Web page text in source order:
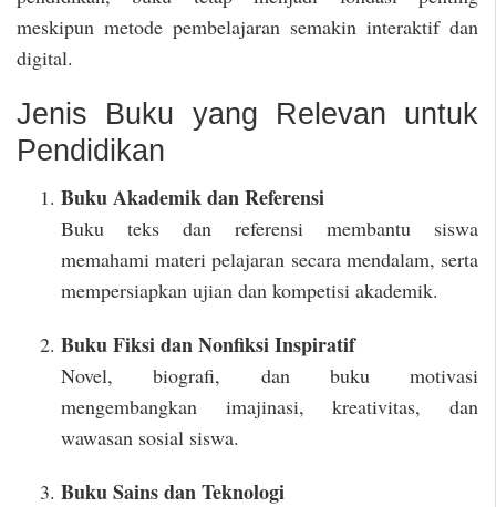
meskipun metode pembelajaran semakin interaktif dan
digital.
Jenis Buku yang Relevan untuk
Pendidikan
Buku Akademik dan Referensi
Buku teks dan referensi membantu siswa
memahami materi pelajaran secara mendalam, serta
mempersiapkan ujian dan kompetisi akademik.
Buku Fiksi dan Nonfiksi Inspiratif
Novel, biografi, dan buku motivasi
mengembangkan imajinasi, kreativitas, dan
wawasan sosial siswa.
Buku Sains dan Teknologi